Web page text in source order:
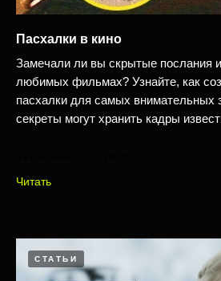
Пасхалки в кино
Замечали ли вы скрытые послания
любимых фильмах? Узнайте, как
пасхалки для самых внимательных
секреты могут хранить кадры
Читать
СТАТЬИ